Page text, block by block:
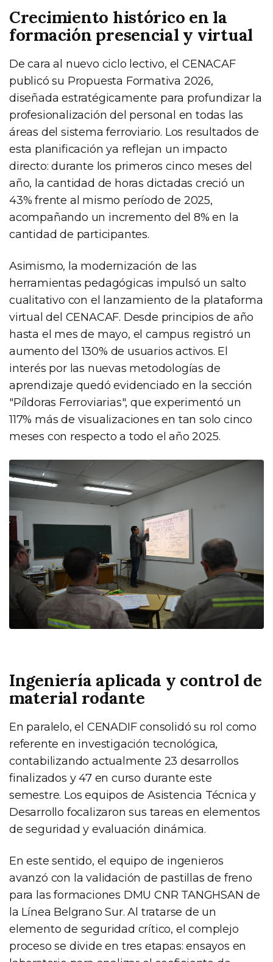
Crecimiento histórico en la
formación presencial y virtual
De cara al nuevo ciclo lectivo, el CENACAF
publicó su Propuesta Formativa 2026,
diseñada estratégicamente para profundizar la
profesionalización del personal en todas las
áreas del sistema ferroviario. Los resultados de
esta planificación ya reflejan un impacto
directo: durante los primeros cinco meses del
año, la cantidad de horas dictadas creció un
43% frente al mismo período de 2025,
acompañando un incremento del 8% en la
cantidad de participantes.
Asimismo, la modernización de las
herramientas pedagógicas impulsó un salto
cualitativo con el lanzamiento de la plataforma
virtual del CENACAF. Desde principios de año
hasta el mes de mayo, el campus registró un
aumento del 130% de usuarios activos. El
interés por las nuevas metodologías de
aprendizaje quedó evidenciado en la sección
"Píldoras Ferroviarias", que experimentó un
117% más de visualizaciones en tan solo cinco
meses con respecto a todo el año 2025.
Ingeniería aplicada y control de
material rodante
En paralelo, el CENADIF consolidó su rol como
referente en investigación tecnológica,
contabilizando actualmente 23 desarrollos
finalizados y 47 en curso durante este
semestre. Los equipos de Asistencia Técnica y
Desarrollo focalizaron sus tareas en elementos
de seguridad y evaluación dinámica.
En este sentido, el equipo de ingenieros
avanzó con la validación de pastillas de freno
para las formaciones DMU CNR TANGHSAN de
la Línea Belgrano Sur. Al tratarse de un
elemento de seguridad crítico, el complejo
proceso se divide en tres etapas: ensayos en